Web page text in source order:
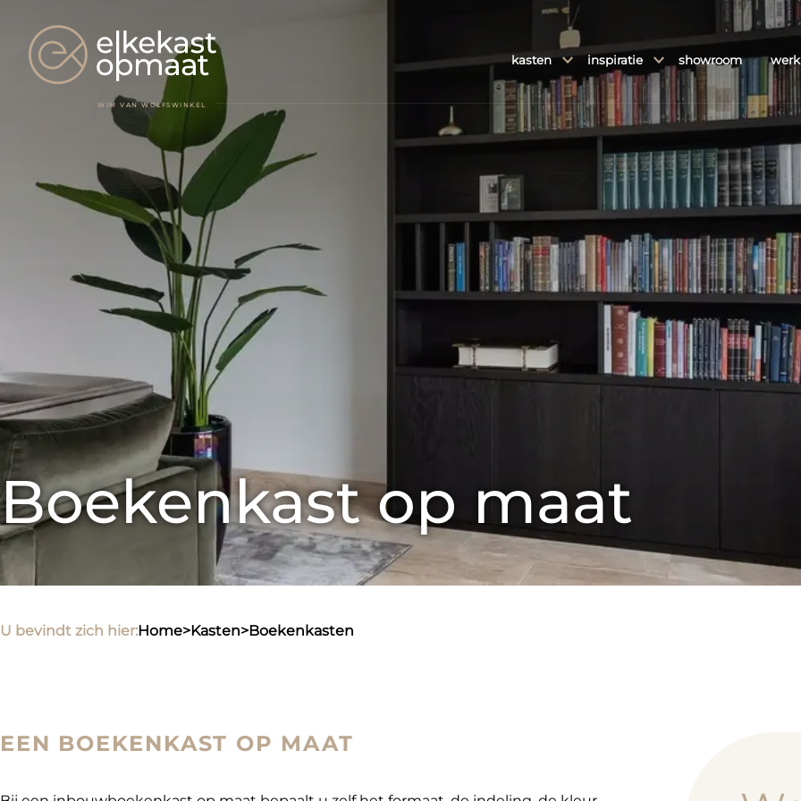
WIM VAN WOLFSWINKEL
kasten inspiratie showroom
Boekenkast op maat
U bevindt zich hier: home> kasten> boekenkasten
EEN BOEKENKAST OP MAAT